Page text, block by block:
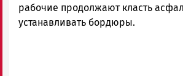
|
Петрозаводск
рабочие продолжают класть
устанавливать бордюры.